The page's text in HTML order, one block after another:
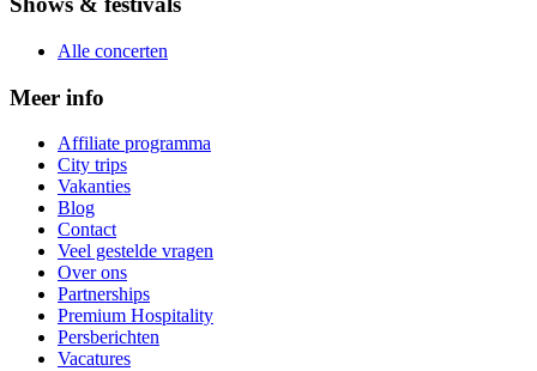
Alle concerten
Meer info
Affiliate programma
City trips
Vakanties
Blog
Contact
Veel gestelde vragen
Over ons
Partnerships
Premium Hospitality
Persberichten
Vacatures